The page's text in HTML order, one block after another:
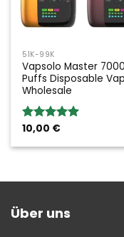
51K-99K
Vapsolo Master
Puffs Disposable
Wholesale
Bewertung:
10,00 €
Über uns